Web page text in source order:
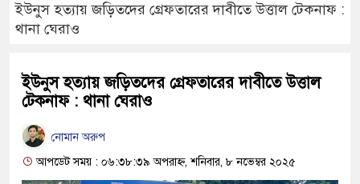
ইউনুস হত্যায় জড়িতদের গ্রেফতারের দাবীতে উত্তাল টেকনাফ :
থানা ঘেরাও
ইউনুস হত্যায় জড়িতদের গ্রেফতারের দাবীতে উত্তাল
টেকনাফ : থানা ঘেরাও
নোমান অরুপ
আপডেট সময় : ০৬:৩৮:৩৯ অপরাহ্ন, শনিবার, ৮ নভেম্বর ২০২৫